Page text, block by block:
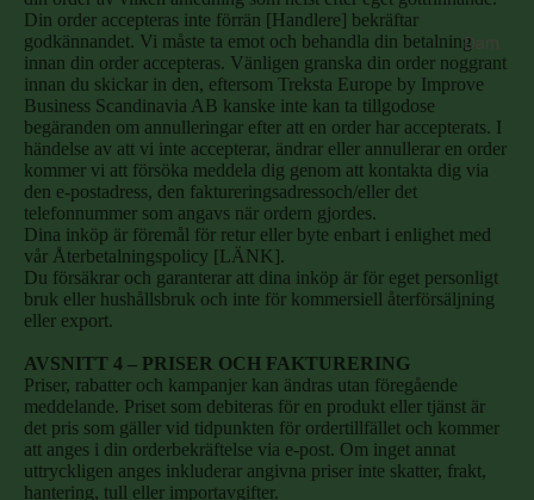
Dam
Din order accepteras inte förrän [Handlere] bekräftar
godkännandet. Vi måste ta emot och behandla din betalning
innan din order accepteras. Vänligen granska din order noggrant
innan du skickar in den, eftersom Treksta Europe by Improve
Business Scandinavia AB kanske inte kan ta tillgodose
begäranden om annulleringar efter att en order har accepterats. I
händelse av att vi inte accepterar, ändrar eller annullerar en order
kommer vi att försöka meddela dig genom att kontakta dig via
den e-postadress, den faktureringsadressoch/eller det
telefonnummer som angavs när ordern gjordes.
Dina inköp är föremål för retur eller byte enbart i enlighet med
vår Återbetalningspolicy [LÄNK].
Du försäkrar och garanterar att dina inköp är för eget personligt
bruk eller hushållsbruk och inte för kommersiell återförsäljning
eller export.
AVSNITT 4 – PRISER OCH FAKTURERING
Priser, rabatter och kampanjer kan ändras utan föregående
meddelande. Priset som debiteras för en produkt eller tjänst är
det pris som gäller vid tidpunkten för ordertillfället och kommer
att anges i din orderbekräftelse via e-post. Om inget annat
uttryckligen anges inkluderar angivna priser inte skatter, frakt,
hantering, tull eller importavgifter.